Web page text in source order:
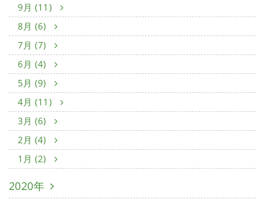
9月 (11)
8月 (6)
7月 (7)
6月 (4)
5月 (9)
4月 (11)
3月 (6)
2月 (4)
1月 (2)
2020年